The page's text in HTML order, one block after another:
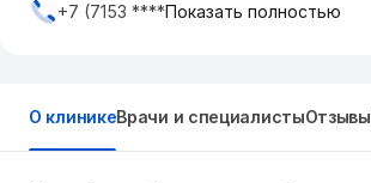
+7 (7153 ****Показать полностью
О клиникеВрачи и специалистыОтзывы